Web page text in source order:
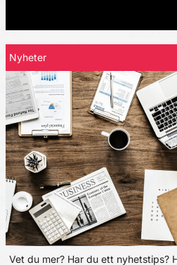
Nyheter
Vet du mer? Har du ett nyhetstips?